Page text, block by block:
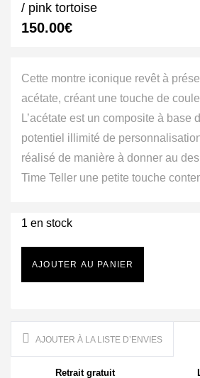
/ pink tortoise
150.00€
Cette montre iconique revêt à
acétate, créant une touche de
L’acétate est un composite à base
potentiel illimité de
réalisé de manière à donner au
Time Teller une petite touche
1 en stock
AJOUTER AU PANIER
AJOUTER À LA LISTE D’ENVIES
Retrait gratuit